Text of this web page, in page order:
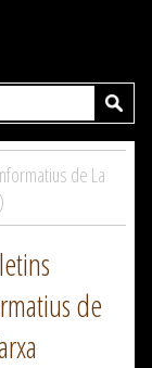
de La
de